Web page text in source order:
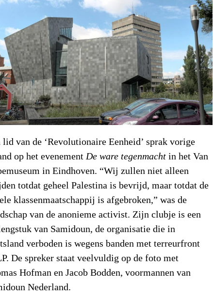
lid van de ‘Revolutionaire Eenheid’ sprak vorige
op het evenementDe ware tegenmacht in het Van
in Eindhoven. “Wij zullen niet alleen
totdat geheel Palestina is bevrijd, maar totdat de
klassenmaatschappij is afgebroken,” was de
van de anonieme activist. Zijn clubje is een
van Samidoun, de organisatie die in
verboden is wegens banden met terreurfront
De spreker staat veelvuldig op de foto met
Hofman en Jacob Bodden, voormannen van
Nederland.